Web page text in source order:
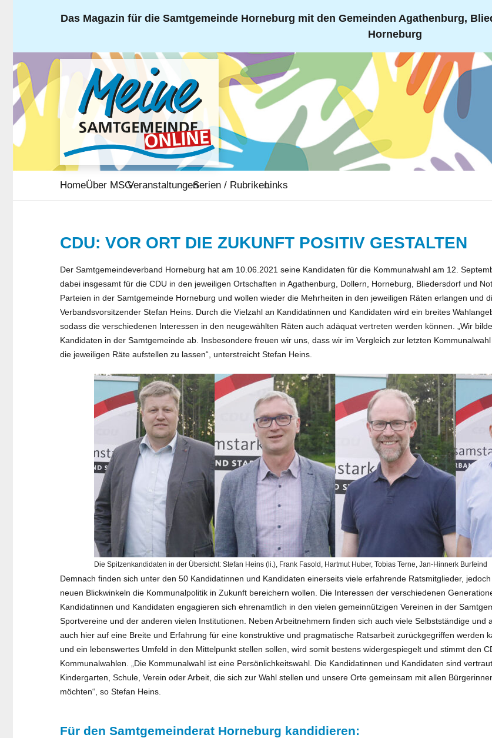
Das Magazin für die Samtgemeinde Horneburg mit den Gemeinden Agathenburg,
Horneburg
HomeÜber MSGVeranstaltungenSerien / RubrikenLinks
CDU: VOR ORT DIE ZUKUNFT POSITIV GESTALTEN
Der Samtgemeindeverband Horneburg hat am 10.06.2021 seine Kandidaten für die Kommunalwahl am 12.
dabei insgesamt für die CDU in den jeweiligen Ortschaften in Agathenburg, Dollern, Horneburg, Bliedersdorf und
Parteien in der Samtgemeinde Horneburg und wollen wieder die Mehrheiten in den jeweiligen Räten erlangen und
Verbandsvorsitzender Stefan Heins. Durch die Vielzahl an Kandidatinnen und Kandidaten wird ein breites
sodass die verschiedenen Interessen in den neugewählten Räten auch adäquat vertreten werden können. „Wir
Kandidaten in der Samtgemeinde ab. Insbesondere freuen wir uns, dass wir im Vergleich zur letzten
die jeweiligen Räte aufstellen zu lassen“, unterstreicht Stefan Heins.
Die Spitzenkandidaten in der Übersicht: Stefan Heins (li.), Frank Fasold, Hartmut Huber, Tobias Terne, Jan-Hinnerk Burfeind
Demnach finden sich unter den 50 Kandidatinnen und Kandidaten einerseits viele erfahrende Ratsmitglieder,
neuen Blickwinkeln die Kommunalpolitik in Zukunft bereichern wollen. Die Interessen der verschiedenen
Kandidatinnen und Kandidaten engagieren sich ehrenamtlich in den vielen gemeinnützigen Vereinen in der
Sportvereine und der anderen vielen Institutionen. Neben Arbeitnehmern finden sich auch viele Selbstständige
auch hier auf eine Breite und Erfahrung für eine konstruktive und pragmatische Ratsarbeit zurückgegriffen werden
und ein lebenswertes Umfeld in den Mittelpunkt stellen sollen, wird somit bestens widergespiegelt und stimmt den
Kommunalwahlen. „Die Kommunalwahl ist eine Persönlichkeitswahl. Die Kandidatinnen und Kandidaten sind
Kindergarten, Schule, Verein oder Arbeit, die sich zur Wahl stellen und unsere Orte gemeinsam mit allen
möchten“, so Stefan Heins.
Für den Samtgemeinderat Horneburg kandidieren: